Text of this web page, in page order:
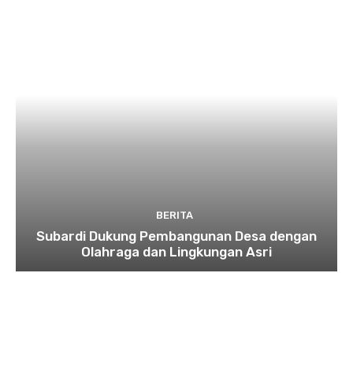
BERITA
Subardi Dukung Pembangunan Desa dengan
Olahraga dan Lingkungan Asri